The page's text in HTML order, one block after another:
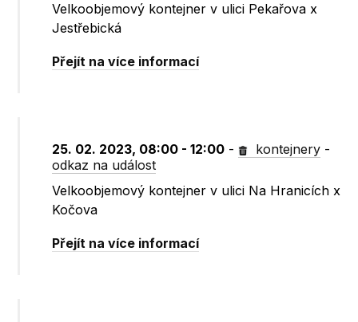
Velkoobjemový kontejner v ulici Pekařova x
Jestřebická
Přejít na více informací
25. 02. 2023, 08:00 - 12:00 - kontejnery -
odkaz na událost
Velkoobjemový kontejner v ulici Na Hranicích x
Kočova
Přejít na více informací